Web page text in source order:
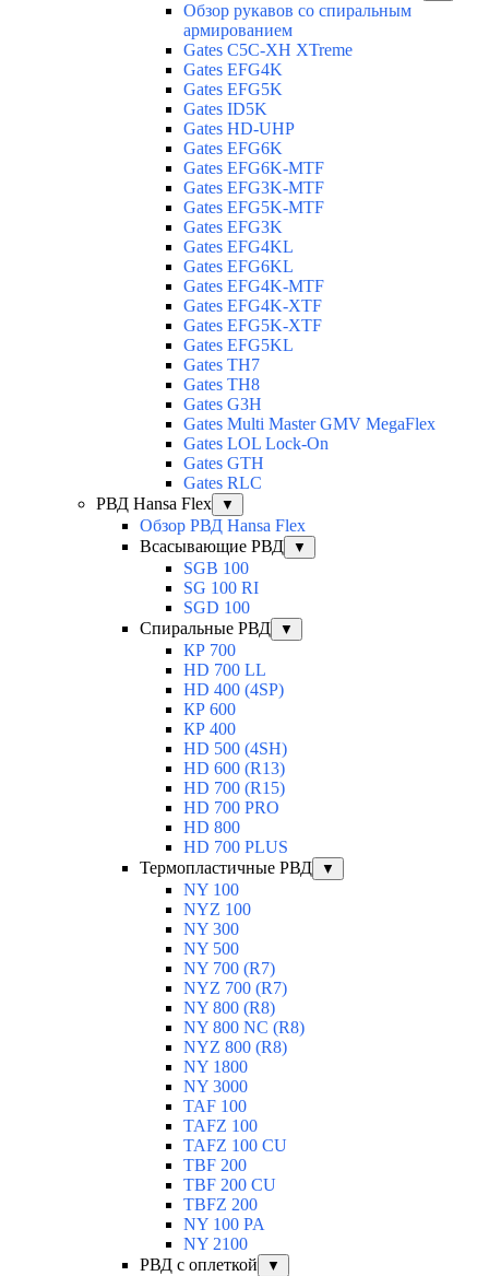
Обзор рукавов со спиральным
армированием
Gates C5C-XH XTreme
Gates EFG4K
Gates EFG5K
Gates ID5K
Gates HD-UHP
Gates EFG6K
Gates EFG6K-MTF
Gates EFG3K-MTF
Gates EFG5K-MTF
Gates EFG3K
Gates EFG4KL
Gates EFG6KL
Gates EFG4K-MTF
Gates EFG4K-XTF
Gates EFG5K-XTF
Gates EFG5KL
Gates TH7
Gates TH8
Gates G3H
Gates Multi Master GMV MegaFlex
Gates LOL Lock-On
Gates GTH
Gates RLC
РВД Hansa Flex
▼
Обзор РВД Hansa Flex
Всасывающие РВД
▼
SGB 100
SG 100 RI
SGD 100
Спиральные РВД
▼
КР 700
HD 700 LL
HD 400 (4SP)
КР 600
КР 400
HD 500 (4SН)
HD 600 (R13)
HD 700 (R15)
HD 700 PRO
HD 800
HD 700 PLUS
Термопластичные РВД
▼
NY 100
NYZ 100
NY 300
NY 500
NY 700 (R7)
NYZ 700 (R7)
NY 800 (R8)
NY 800 NC (R8)
NYZ 800 (R8)
NY 1800
NY 3000
TAF 100
TAFZ 100
TAFZ 100 CU
TBF 200
TBF 200 CU
TBFZ 200
NY 100 PA
NY 2100
РВД с оплеткой
▼